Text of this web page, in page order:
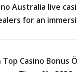
Australia live
for an
Top Casino Bonus